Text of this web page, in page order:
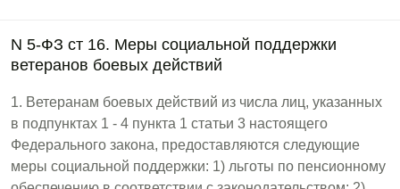
N 5-ФЗ ст 16. Меры социальной поддержки
ветеранов боевых действий
1. Ветеранам боевых действий из числа лиц, указанных
в подпунктах 1 - 4 пункта 1 статьи 3 настоящего
Федерального закона, предоставляются следующие
меры социальной поддержки: 1) льготы по пенсионному